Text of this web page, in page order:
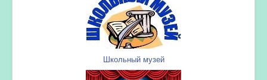
Школьный музей